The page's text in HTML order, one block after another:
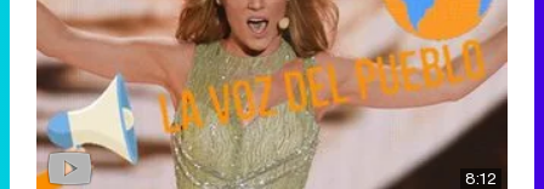
8:12